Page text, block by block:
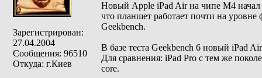
Зарегистрирован:
27.04.2004
Сообщения: 96510
Откуда: г.Киев
Новый Apple iPad Air на чипе M4 начал
что планшет работает почти на уровне
Geekbench.
В базе теста Geekbench 6 новый iPad
Для сравнения: iPad Pro с тем же
core.